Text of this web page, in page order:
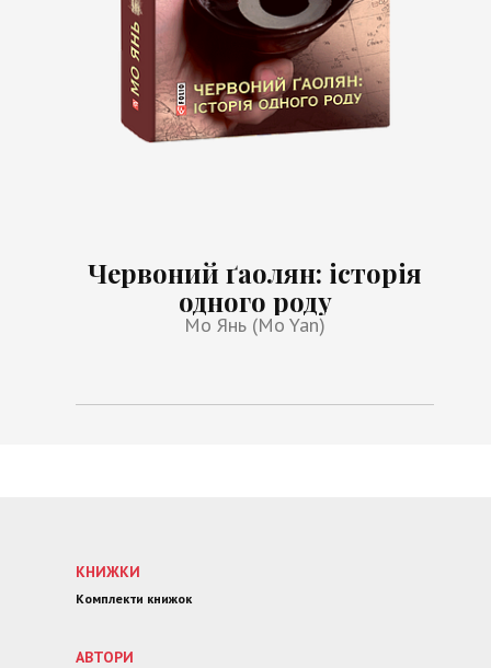
Червоний ґаолян: історія
одного роду
Мо Янь (Mo Yan)
КНИЖКИ
Комплекти книжок
АВТОРИ